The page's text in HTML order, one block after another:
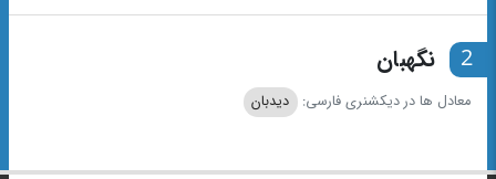
2 نگهبان
معادل ها در دیکشنری فارسی: دیدبان